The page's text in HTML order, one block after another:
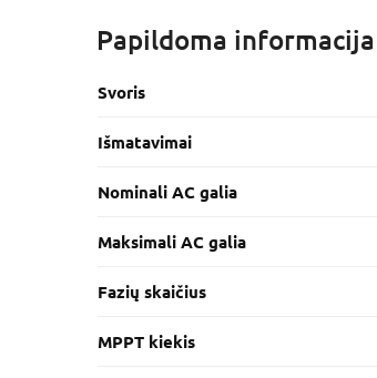
Papildoma informacija
Svoris
Išmatavimai
Nominali AC galia
Maksimali AC galia
Fazių skaičius
MPPT kiekis